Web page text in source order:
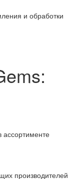
и обработки
ассортименте
производителей